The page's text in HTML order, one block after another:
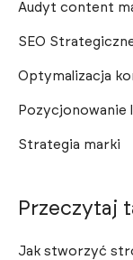
Audyt content
SEO
Optymalizacja
Pozycjonowanie
Strategia marki
Przeczytaj
Jak stworzyć